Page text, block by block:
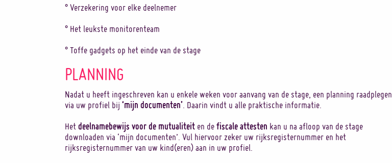
° Verzekering voor elke deelnemer
° Het leukste monitorenteam
° Toffe gadgets op het einde van de stage
PLANNING
Nadat u heeft ingeschreven kan u enkele weken voor aanvang van de stage, een planning raadplegen
via uw profiel bij ‘mijn documenten’ . Daarin vindt u alle praktische informatie.
Hetdeelnamebewijs voor de mutualiteit en defiscale attesten kan u na afloop van de stage
downloaden via ‘mijn documenten’. Vul hiervoor zeker uw rijksregisternummer en het
rijksregisternummer van uw kind(eren) aan in uw profiel.